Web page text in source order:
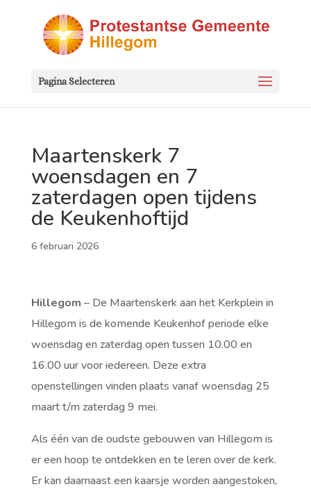
Pagina Selecteren
Maartenskerk 7
woensdagen en 7
zaterdagen open tijdens
de Keukenhoftijd
6 februari 2026
Hillegom – De Maartenskerk aan het Kerkplein in
Hillegom is de komende Keukenhof periode elke
woensdag en zaterdag open tussen 10.00 en
16.00 uur voor iedereen. Deze extra
openstellingen vinden plaats vanaf woensdag 25
maart t/m zaterdag 9 mei.
Als één van de oudste gebouwen van Hillegom is
er een hoop te ontdekken en te leren over de kerk.
Er kan daarnaast een kaarsje worden aangestoken,